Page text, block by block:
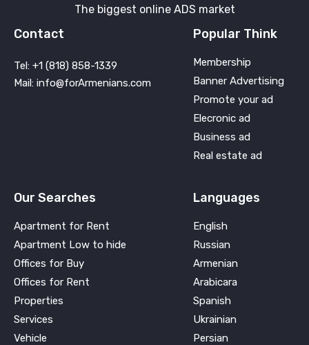
The biggest online ADS market
Contact
Tel: +1 (818) 858-1339
Mail: info@forArmenians.com
Popular Think
Membership
Banner Advertising
Promote your ad
Elecronic ad
Business ad
Real estate ad
Our Searches
Apartment for Rent
Apartment Low to hide
Offices for Buy
Offices for Rent
Properties
Services
Vehicle
Languages
English
Russian
Armenian
Arabicara
Spanish
Ukrainian
Persian